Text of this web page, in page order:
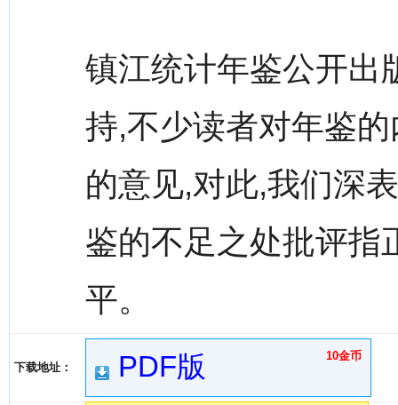
镇江统计年鉴公开出
持,不少读者对年鉴
的意见,对此,我们深
鉴的不足之处批评指
平。
下载地址： PDF版 10金币